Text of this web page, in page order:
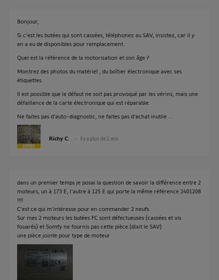
Bonjour,
Si c'est les butées qui sont cassées, téléphonez au SAV, insistez, car il y
en a eu de disponibles pour remplacement.
Quel est la référence de la motorisation et son âge ?
Montrez des photos du matériel , du boîtier électronique avec ses
étiquettes.
Il est possible que le défaut ne soit pas provoqué par les vérins, mais une
défaillance de la carte électronique qui est réparable.
Ne faites pas d'auto-diagnostic, ne faites pas d'achat inutile ...
Richy C. il y a plus de 2 ans
dans un premier temps je posai la question de savoir la différence entre 2
moteurs, un à 173 E, l'autre à 125 E qui porte la même référence 2401208
!!!!
C'est ce qui m'intéresse pour en commander 2 neufs.
Sur mes 2 moteurs les butées FC sont défectueuses (cassées et vis
fouarés) et Somfy ne fournis pas cette pièce.(dixit le SAV)
une pièce jointe pour type de moteur